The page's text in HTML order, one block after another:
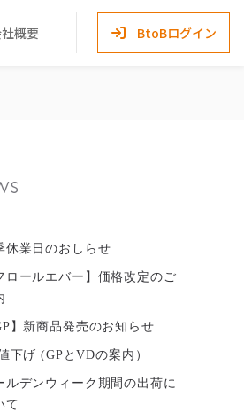
概要 BtoBログイン
休業日のおしらせ
ロールエバー】価格改定のご
】新商品発売のお知らせ
下げ (GPとVDの案内）
ルデンウィーク期間の出荷に
て